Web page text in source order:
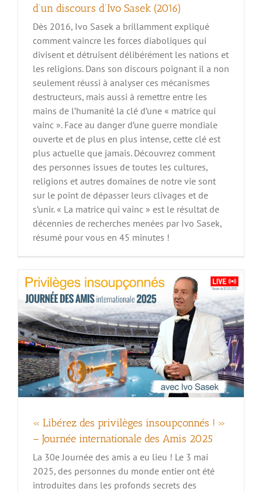
d’un discours d’Ivo Sasek (2016)
Dès 2016, Ivo Sasek a brillamment expliqué
comment vaincre les forces diaboliques qui
divisent et détruisent délibérément les nations et
les religions. Dans son discours poignant il a non
seulement réussi à analyser ces mécanismes
destructeurs, mais aussi à remettre entre les
mains de l’humanité la clé d’une « matrice qui
vainc ». Face au danger d’une guerre mondiale
ouverte et de plus en plus intense, cette clé est
plus actuelle que jamais. Découvrez comment
des personnes issues de toutes les cultures,
religions et autres domaines de notre vie sont
sur le point de dépasser leurs clivages et de
s’unir. « La matrice qui vainc » est le résultat de
décennies de recherches menées par Ivo Sasek,
résumé pour vous en 45 minutes !
« Libérez des privilèges insoupçonnés ! »
– Journée internationale des Amis 2025
« Libérez des privilèges insoupçonnés ! »
– Journée internationale des Amis 2025
La 30e Journée des amis a eu lieu ! Le 3 mai
2025, des personnes du monde entier ont été
introduites dans les profonds secrets des